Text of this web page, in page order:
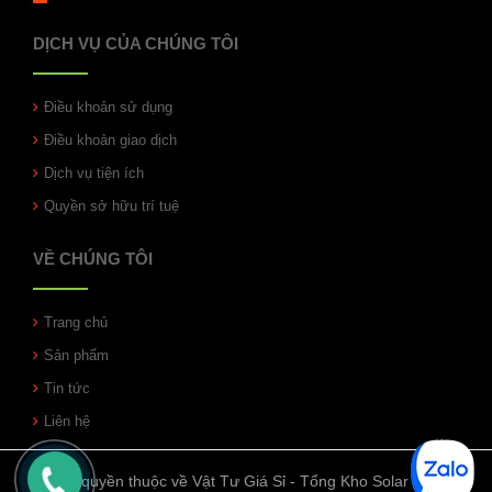
DỊCH VỤ CỦA CHÚNG TÔI
Điều khoản sử dụng
Điều khoản giao dịch
Dịch vụ tiện ích
Quyền sở hữu trí tuệ
VỀ CHÚNG TÔI
Trang chủ
Sản phẩm
Tin tức
Liên hệ
© Bản quyền thuộc về Vật Tư Giá Sỉ - Tổng Kho Solar | Cung